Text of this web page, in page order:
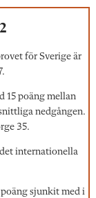
för Sverige är
15 poäng mellan
nedgången.
35.
internationella
poäng sjunkit med i